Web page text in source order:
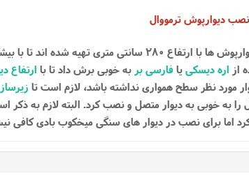
دیوارپوش ترمووال
از اره دیسکییافارسی بر به خوبی برش داد تا با ارتفاع
مورد نظر سطح همواری نداشته باشد، لازم است تا
را به خوبی به دیوار متصل و نصب کرد. البته لازم به ذکر
اما برای نصب در دیوار های سنگی میخکوب بادی کافی